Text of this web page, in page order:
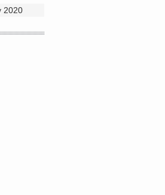
2020